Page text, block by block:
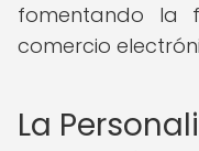
fomentando la
comercio
La